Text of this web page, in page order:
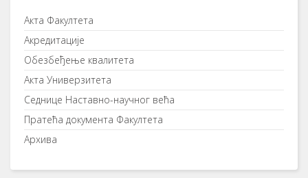
Акта Факултета
Акредитације
Обезбеђење квалитета
Акта Универзитета
Седнице Наставно-научног већа
Пратећа документа Факултета
Архива